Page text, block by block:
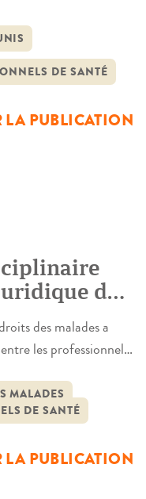
santé. La recherche
et objectives. Pour
de l’analyse des
DE SANTÉ
LA PUBLICATION
de
des malades a
les professionnels
l’individualité de
alors qu’auparavant
la […]
MALADES
DE SANTÉ
LA PUBLICATION